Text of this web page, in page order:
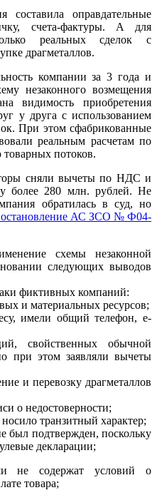
составила оправдательные
счета-фактуры. А для
реальных сделок с
драгметаллов.
компании за 3 года и
незаконного возмещения
видимость приобретения
у друга с использованием
При этом сфабрикованные
реальным расчетам по
потоков.
сняли вычеты по НДС и
более 280 млн. рублей. Не
обратилась в суд, но
АС ЗСО № Ф04-
схемы незаконной
следующих выводов
фиктивных компаний:
и материальных ресурсов;
имели общий телефон, e-
свойственных обычной
при этом заявляли вычеты
и перевозку драгметаллов
о недостоверности;
транзитный характер;
подтвержден, поскольку
декларации;
не содержат условий о
товара;